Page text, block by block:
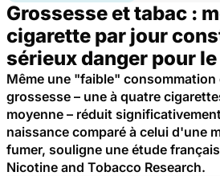
Grossesse et tabac :
cigarette par jour
sérieux danger pour
Même une "faible" consommation
grossesse – une à quatre
moyenne – réduit
naissance comparé à celui d'une
fumer, souligne une étude
Nicotine and Tobacco Research.